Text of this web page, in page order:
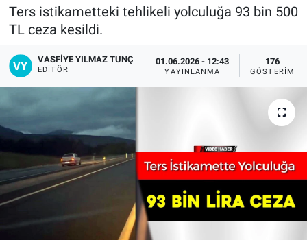
Ters istikametteki tehlikeli yolculuğa 93 bin 500
TL ceza kesildi.
VASFIYE YILMAZ TUNÇ
EDITÖR
01.06.2026 - 12:43
YAYINLANMA
176
GÖSTERIM